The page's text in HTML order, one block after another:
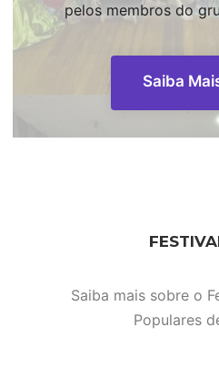
pelos membros do
Saiba
Saiba mais sobre o
Populares